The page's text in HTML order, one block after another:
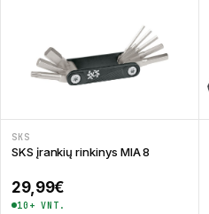
SKS
SKS įrankių rinkinys MIA 8
29,99€
10+ VNT.